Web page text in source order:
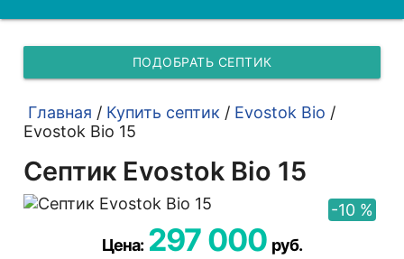
ПОДОБРАТЬ СЕПТИК
Главная / Купить септик / Evostok Bio /
Evostok Bio 15
Септик Evostok Bio 15
-10 %
Цена: 297 000 руб.